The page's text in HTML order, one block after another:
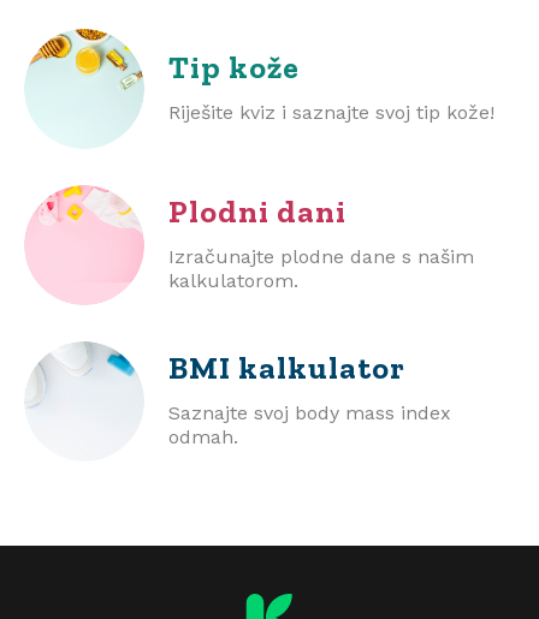
Tip kože
Riješite kviz i saznajte svoj tip kože!
Plodni dani
Izračunajte plodne dane s našim
kalkulatorom.
BMI kalkulator
Saznajte svoj body mass index
odmah.